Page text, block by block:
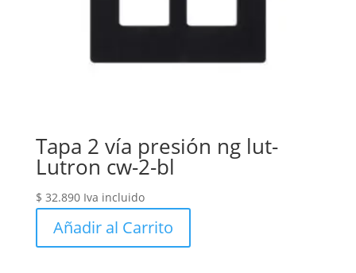
Tapa 2 vía presión ng lut-
Lutron cw-2-bl
$ 32.890 Iva incluido
Añadir al Carrito